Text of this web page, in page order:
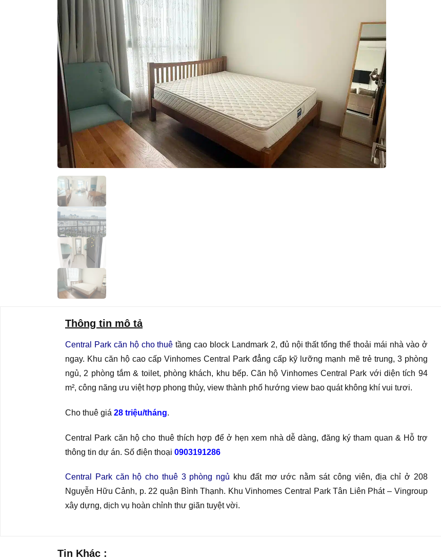
Thông tin mô tả
Central Park căn hộ cho thuê tầng cao block Landmark 2, đủ nội thất tổng thể thoải mái nhà vào ở
ngay. Khu căn hộ cao cấp Vinhomes Central Park đẳng cấp kỹ lưỡng mạnh mẽ trẻ trung, 3 phòng
ngủ, 2 phòng tắm & toilet, phòng khách, khu bếp. Căn hộ Vinhomes Central Park với diện tích 94
m², công năng ưu việt hợp phong thủy, view thành phố hướng view bao quát không khí vui tươi.
Cho thuê giá 28 triệu/tháng.
Central Park căn hộ cho thuê thích hợp để ở hẹn xem nhà dễ dàng, đăng ký tham quan & Hỗ trợ
thông tin dự án. Số điện thoại 0903191286
Central Park căn hộ cho thuê 3 phòng ngủ khu đất mơ ước nằm sát công viên, địa chỉ ở 208
Nguyễn Hữu Cảnh, p. 22 quận Bình Thạnh. Khu Vinhomes Central Park Tân Liên Phát – Vingroup
xây dựng, dịch vụ hoàn chỉnh thư giãn tuyệt vời.
Tin Khác :